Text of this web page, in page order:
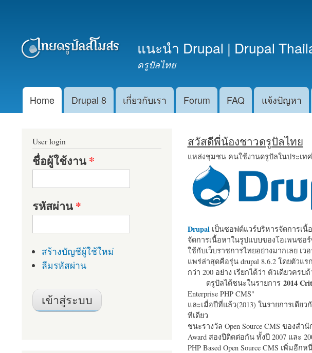
แนะนำ Drupal | Drupal
ดรูปัลไทย
Main menu
Home Drupal 8 เกี่ยวกับเรา Forum FAQ แจ้งปัญหา
สวัสดีพี่น้องชาวดรูปัลไทย
แหล่งชุมชน คนใช้งานดรูปัลในประเท
Drupalเป็นซอฟต์แวร์บริหารจัดการเนื้อห
จัดการเนื้อหาในรูปแบบของโอเพนซอ
ใช้กับเว็บราชการไทยอย่างมากเลย เ
แพร่ล่าสุดคือรุ่น drupal 8.6.2 โดยตัว
กว่า 200 อย่าง เรียกได้ว่า ตัวเดียวครบ
ดรูปัลได้ชนะในรายการ 2014
Enterprise PHP CMS"
และเมื่อปีที่แล้ว(2013) ในรายการเดียว
ทีเดียว
ชนะรางวัล Open Source CMS ของสำนั
Award สองปีติดต่อกัน ทั้งปี 2007 และ
PHP Based Open Source CMS เพิ่มอีก
User login
ชื่อผู้ใช้งาน*
รหัสผ่าน*
สร้างบัญชีผู้ใช้ใหม่
ลืมรหัสผ่าน